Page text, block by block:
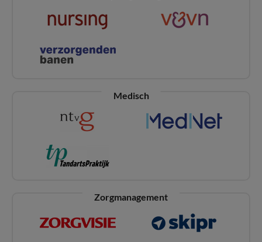
Medisch
Zorgmanagement